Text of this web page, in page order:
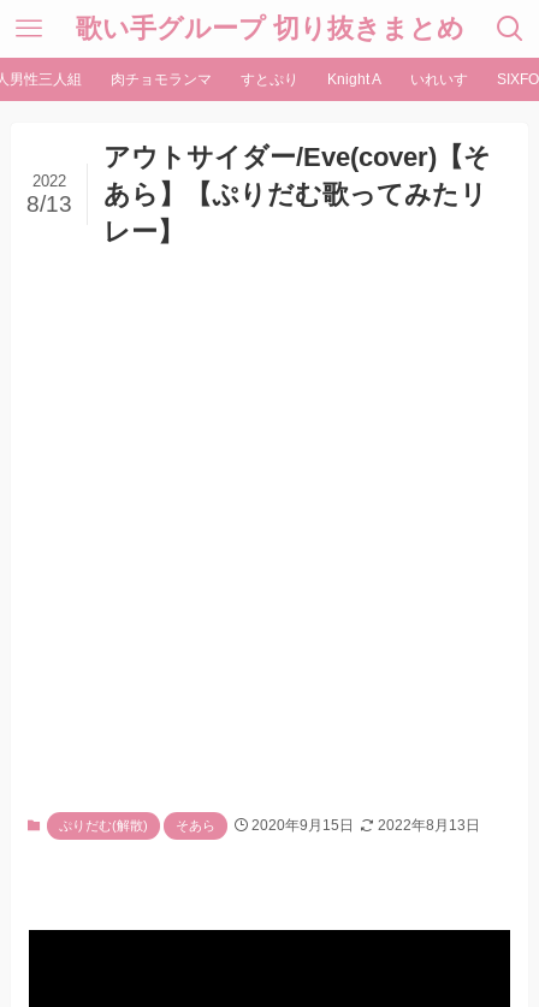
歌い手グループ 切り抜きまとめ
男性三人組 肉チョモランマ すとぷり Knight A いれいす
アウトサイダー/Eve(cover)【そ
あら】【ぷりだむ歌ってみたリ
レー】
2022
8/13
ぷりだむ(解散) そあら 2020年9月15日 2022年8月13日